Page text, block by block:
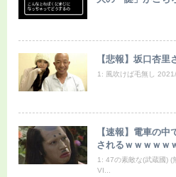
【悲報】坂口杏里
1: 風吹けば毛無し
【速報】電車の
されるｗｗｗｗｗ
1: 47の素敵な(武蔵國)
VI...